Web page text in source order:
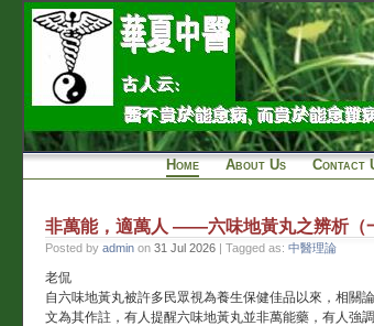
Home About Us Contact
非萬能，適萬人 ——六味地黃丸之辨析（
Posted by admin on 31 Jul 2026 | Tagged as: 中醫理論
老侃
自六味地黃丸被許多民眾視為養生保健佳品以來，相關
文為其作註，有人提醒六味地黃丸並非萬能藥，有人強